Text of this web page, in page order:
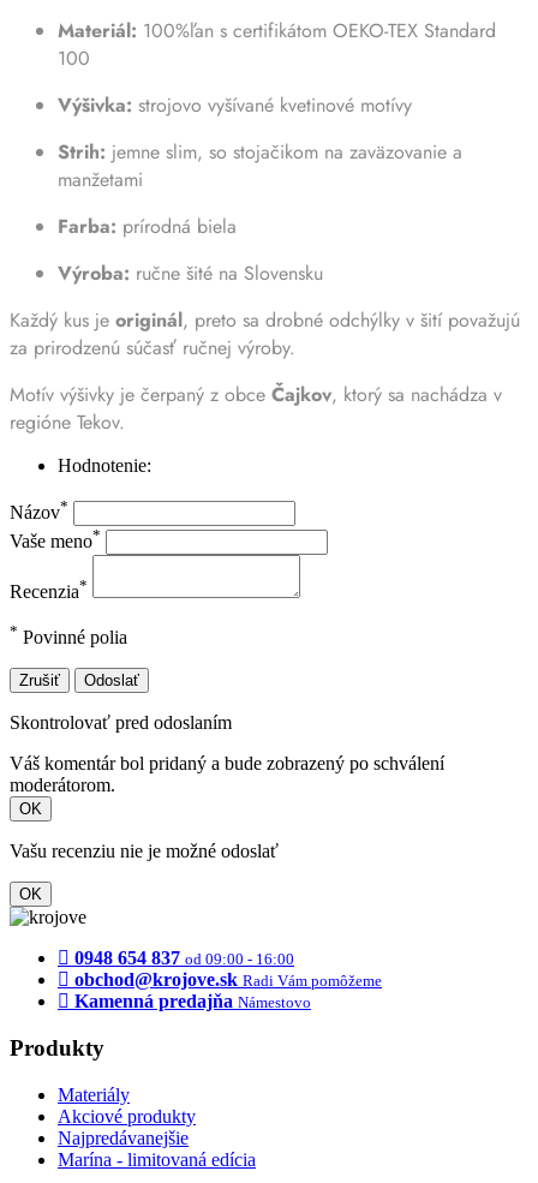
Materiál: 100%ľan s certifikátom OEKO-TEX Standard
100
Výšivka: strojovo vyšívané kvetinové motívy
Strih: jemne slim, so stojačikom na zaväzovanie a
manžetami
Farba: prírodná biela
Výroba: ručne šité na Slovensku
Každý kus je originál, preto sa drobné odchýlky v šití považujú
za prirodzenú súčasť ručnej výroby.
Motív výšivky je čerpaný z obce Čajkov, ktorý sa nachádza v
regióne Tekov.
Hodnotenie:
Názov*
Vaše meno*
Recenzia*
* Povinné polia
Zrušiť Odoslať
Skontrolovať pred odoslaním
Váš komentár bol pridaný a bude zobrazený po schválení
moderátorom.
OK
Vašu recenziu nie je možné odoslať
OK
0948 654 837 od 09:00 - 16:00
obchod@krojove.sk Radi Vám pomôžeme
Kamenná predajňa Námestovo
Produkty
Materiály
Akciové produkty
Najpredávanejšie
Marína - limitovaná edícia